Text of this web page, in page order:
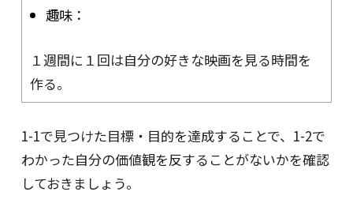
趣味：
１週間に１回は自分の好きな映画を見る時間を
作る。
1-1で見つけた目標・目的を達成することで、1-2で
わかった自分の価値観を反することがないかを確認
しておきましょう。